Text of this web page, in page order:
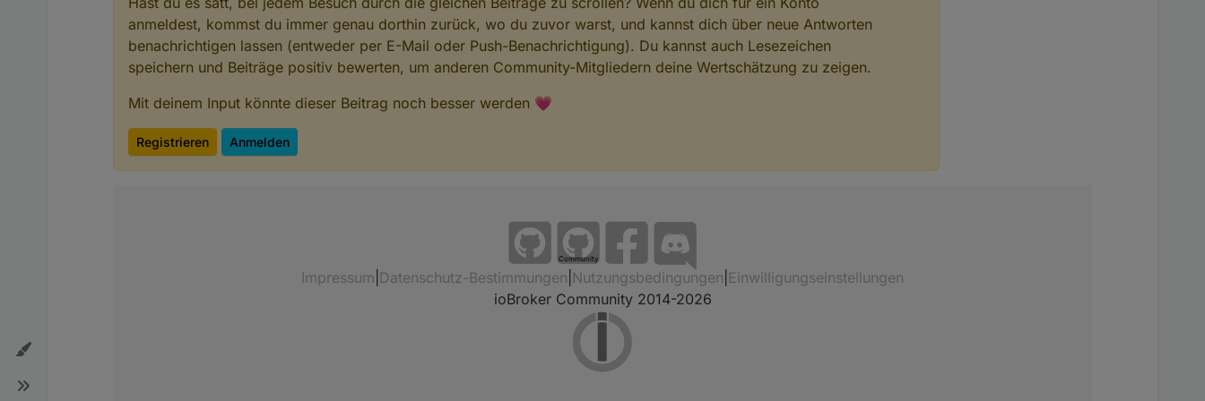
anmeldest, kommst du immer genau dorthin zurück, wo du zuvor warst, und kannst dich über neue Antworten
benachrichtigen lassen (entweder per E-Mail oder Push-Benachrichtigung). Du kannst auch Lesezeichen
speichern und Beiträge positiv bewerten, um anderen Community-Mitgliedern deine Wertschätzung zu zeigen.
Mit deinem Input könnte dieser Beitrag noch besser werden 💗
Registrieren Anmelden
Community
Impressum Datenschutz-Bestimmungen Nutzungsbedingungen Einwilligungseinstellungen
ioBroker Community 2014-2026